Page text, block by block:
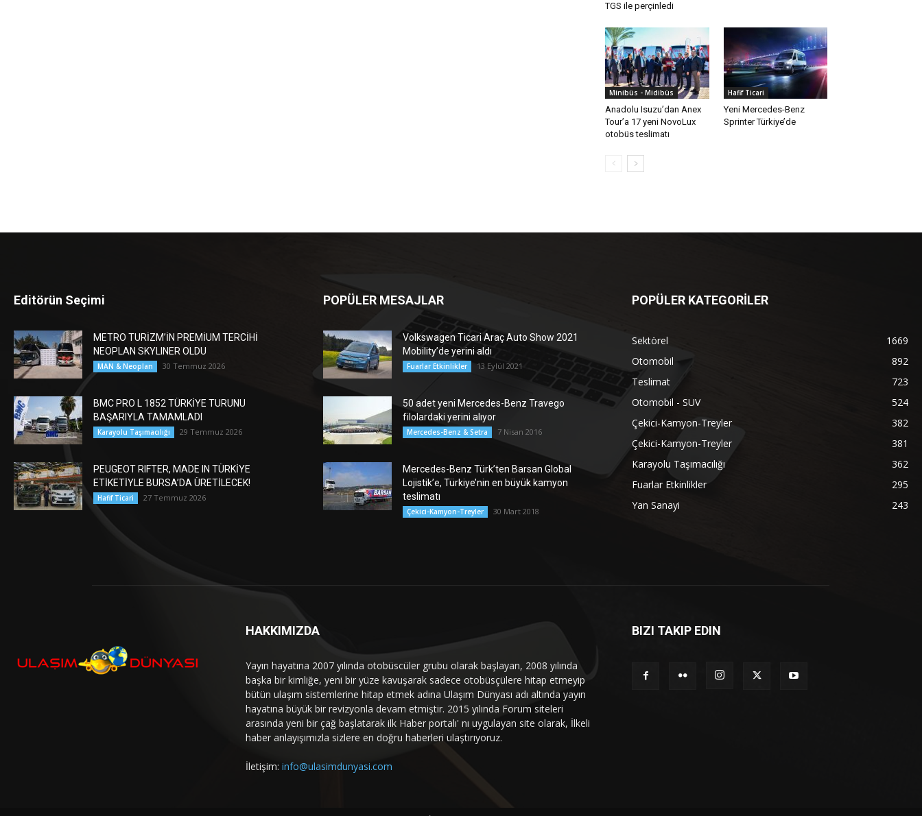
TGS ile perçinledi
Minibüs - Midibüs
Anadolu Isuzu’dan Anex
Tour’a 17 yeni NovoLux
otobüs teslimatı
Hafif Ticari
Yeni Mercedes-Benz
Sprinter Türkiye’de
Editörün Seçimi
METRO TURİZM’İN PREMİUM TERCİHİ
NEOPLAN SKYLINER OLDU
MAN & Neoplan 30 Temmuz 2026
BMC PRO L 1852 TÜRKİYE TURUNU
BAŞARIYLA TAMAMLADI
Karayolu Taşımacılığı 29 Temmuz 2026
PEUGEOT RIFTER, MADE IN TÜRKİYE
ETİKETİYLE BURSA’DA ÜRETİLECEK!
Hafif Ticari 27 Temmuz 2026
POPÜLER MESAJLAR
Volkswagen Ticari Araç Auto Show 2021
Mobility’de yerini aldı
Fuarlar Etkinlikler 13 Eylül 2021
50 adet yeni Mercedes-Benz Travego
filolardaki yerini alıyor
Mercedes-Benz & Setra 7 Nisan 2016
Mercedes-Benz Türk’ten Barsan Global
Lojistik’e, Türkiye’nin en büyük kamyon
teslimatı
Çekici-Kamyon-Treyler 30 Mart 2018
POPÜLER KATEGORİLER
Sektörel
1669
Otomobil
892
Teslimat
723
Otomobil - SUV
524
Çekici-Kamyon-Treyler
382
Çekici-Kamyon-Treyler
381
Karayolu Taşımacılığı
362
Fuarlar Etkinlikler
295
Yan Sanayi
243
HAKKIMIZDA
Yayın hayatına 2007 yılında otobüscüler grubu olarak başlayan, 2008 yılında
başka bir kimliğe, yeni bir yüze kavuşarak sadece otobüsçülere hitap etmeyip
bütün ulaşım sistemlerine hitap etmek adına Ulaşım Dünyası adı altında yayın
hayatına büyük bir revizyonla devam etmiştir. 2015 yılında Forum siteleri
arasında yeni bir çağ başlatarak ilk Haber portalı' nı uygulayan site olarak, İlkeli
haber anlayışımızla sizlere en doğru haberleri ulaştırıyoruz.
İletişim: info@ulasimdunyasi.com
BIZI TAKIP EDIN